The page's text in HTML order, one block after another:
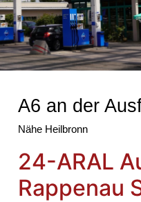
A6 an der
Nähe Heilbronn
24-ARAL
Rappenau